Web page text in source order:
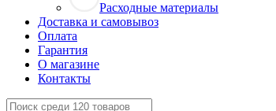
Расходные материалы
Доставка и самовывоз
Оплата
Гарантия
О магазине
Контакты